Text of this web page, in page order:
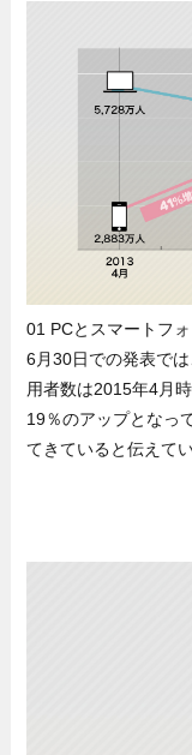
01 PCとスマートフ
6月30日での発表で
用者数は2015年4月
19％のアップとなっ
てきていると伝えて